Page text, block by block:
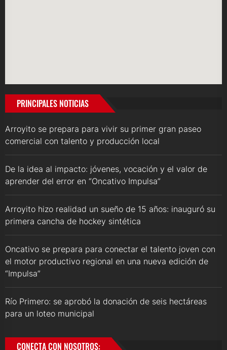
PRINCIPALES NOTICIAS
Arroyito se prepara para vivir su primer gran paseo
comercial con talento y producción local
De la idea al impacto: jóvenes, vocación y el valor de
aprender del error en “Oncativo Impulsa”
Arroyito hizo realidad un sueño de 15 años: inauguró su
primera cancha de hockey sintética
Oncativo se prepara para conectar el talento joven con
el motor productivo regional en una nueva edición de
“Impulsa”
Río Primero: se aprobó la donación de seis hectáreas
para un loteo municipal
CONECTA CON NOSOTROS: